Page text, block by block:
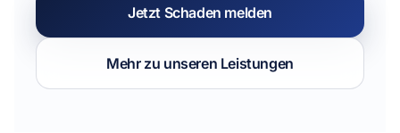
Jetzt Schaden melden
Mehr zu unseren Leistungen